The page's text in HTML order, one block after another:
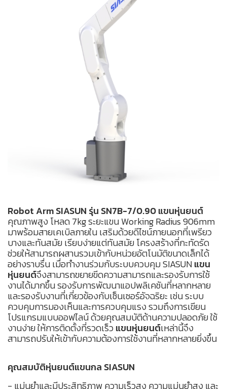
Robot Arm SIASUN รุ่น SN7B-7/0.90แขนหุ่นยนต์
คุณภาพสูง โหลด 7kg ระยะแขน Working Radius 906mm
มาพร้อมสายเคเบิลภายใน เสริมด้วยดีไซน์ภายนอกที่เพรียว
บางและทันสมัย ​​เรียบง่ายแต่ทันสมัย ​​โครงสร้างที่กะทัดรัด
ช่วยให้สามารถผสานรวมเข้ากับหน่วยอัตโนมัติขนาดเล็กได้
อย่างราบรื่น เมื่อทำงานร่วมกับระบบควบคุม SIASUNแขน
หุ่นยนต์จึงสามารถขยายขีดความสามารถและรองรับการใช้
งานได้มากขึ้น รองรับการพัฒนาแอปพลิเคชันที่หลากหลาย
และรองรับงานที่เกี่ยวข้องกับเซ็นเซอร์อัจฉริยะ เช่น ระบบ
ควบคุมการมองเห็นและการควบคุมแรง รวมถึงการเขียน
โปรแกรมแบบออฟไลน์ ด้วยคุณสมบัติด้านความปลอดภัย ใช้
งานง่าย ให้การติดตั้งที่รวดเร็ว แขนหุ่นยนต์เหล่านี้จึง
สามารถปรับให้เข้ากับความต้องการใช้งานที่หลากหลายยิ่งขึ้น
คุณสมบัติหุ่นยนต์แขนกล SIASUN
- แม่นยำและมีประสิทธิภาพ ความเร็วสูง ความแม่นยำสูง และ